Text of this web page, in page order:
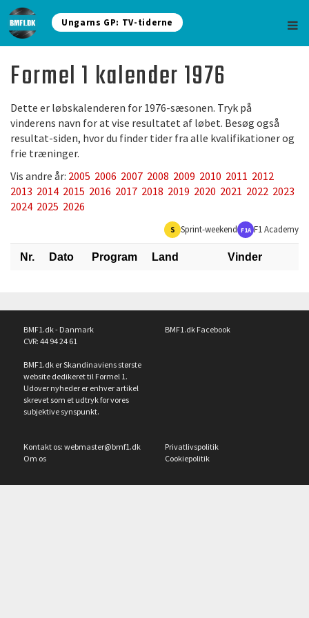
Ungarns GP: TV-tiderne
Formel 1 kalender 1976
Dette er løbskalenderen for 1976-sæsonen. Tryk på
vinderens navn for at vise resultatet af løbet. Besøg også
resultat-siden, hvor du finder tider fra alle kvalifikationer og
frie træninger.
Vis andre år: 2005 2006 2007 2008 2009 2010 2011 2012
2013 2014 2015 2016 2017 2018 2019 2020 2021 2022 2023
2024 2025 2026
S Sprint-weekend F1A F1 Academy
Nr. Dato Program Land Vinder
BMF1.dk - Danmark
CVR: 44 94 24 61
BMF1.dk er Skandinaviens største
website dedikeret til Formel 1.
Udover nyheder er enhver artikel
skrevet som et udtryk for vores
subjektive synspunkt.
BMF1.dk Facebook
Kontakt os: webmaster@bmf1.dk
Om os
Privatlivspolitik
Cookiepolitik